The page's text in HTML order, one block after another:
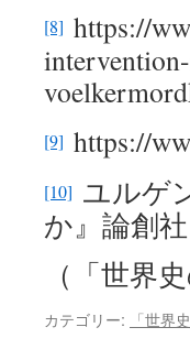
[8] https://
[9] https://
[10] ユルゲ
か』論創社
（「世界
カテゴリー: 「世界